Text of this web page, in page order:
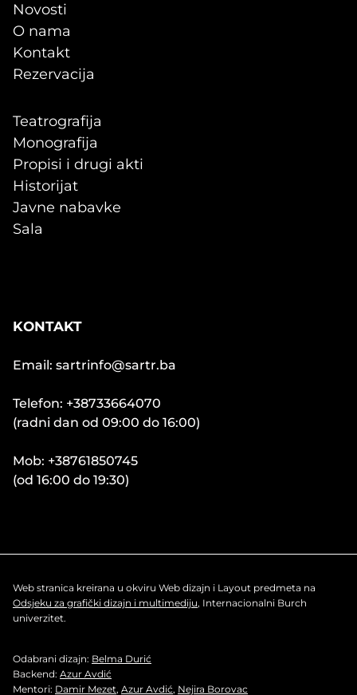
Novosti
O nama
Kontakt
Rezervacija
Teatrografija
Monografija
Propisi i drugi akti
Historijat
Javne nabavke
Sala
KONTAKT
Email: sartrinfo@sartr.ba
Telefon: +38733664070
(radni dan od 09:00 do 16:00)
Mob: +38761850745
(od 16:00 do 19:30)
Web stranica kreirana u okviru Web dizajn i Layout predmeta na
Odsjeku za grafički dizajn i multimediju, Internacionalni Burch
univerzitet.
Odabrani dizajn: Belma Durić
Backend: Azur Avdić
Mentori: Damir Mezet, Azur Avdić, Nejira Borovac